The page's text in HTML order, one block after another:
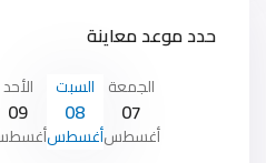
حدد موعد معاينة
الجمعة
07
أغسطس
السبت
08
أغسطس
الأحد
09